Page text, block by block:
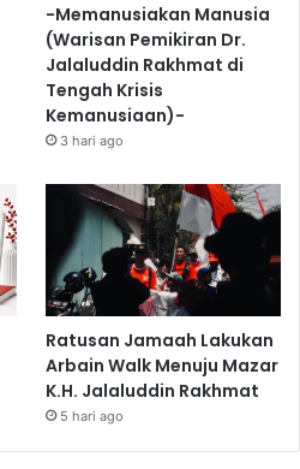
-Memanusiakan Manusia
(Warisan Pemikiran Dr.
Jalaluddin Rakhmat di
Tengah Krisis
Kemanusiaan)-
3 hari ago
Ratusan Jamaah Lakukan
Arbain Walk Menuju Mazar
K.H. Jalaluddin Rakhmat
5 hari ago